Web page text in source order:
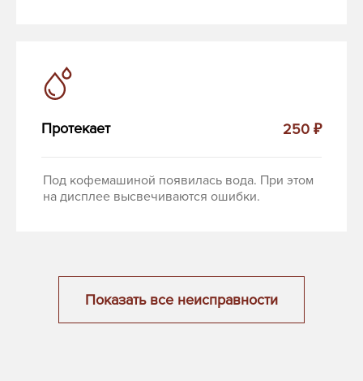
Протекает 250 ₽
Под кофемашиной появилась вода. При этом
на дисплее высвечиваются ошибки.
Показать все неисправности